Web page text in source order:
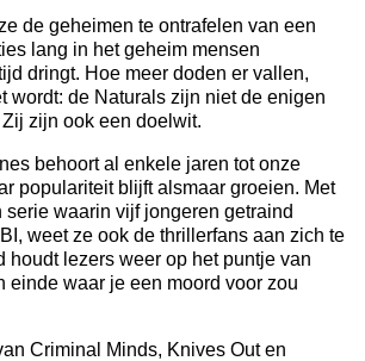
de geheimen te ontrafelen van een
lang in het geheim mensen
dringt. Hoe meer doden er vallen,
wordt: de Naturals zijn niet de enigen
zijn ook een doelwit.
behoort al enkele jaren tot onze
populariteit blijft alsmaar groeien. Met
serie waarin vijf jongeren getraind
weet ze ook de thrillerfans aan zich te
houdt lezers weer op het puntje van
einde waar je een moord voor zou
Criminal Minds, Knives Out en